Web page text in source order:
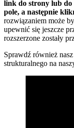
link do strony lub
pole, a następnie
rozwiązaniem może
upewnić się jeszcze
rozszerzone zostały
Sprawdź również
strukturalnego na